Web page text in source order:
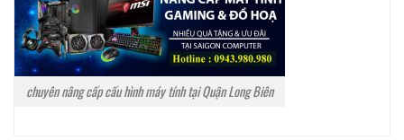
chuyên nâng cấp cấu hình máy tính tại Quận Long Biên